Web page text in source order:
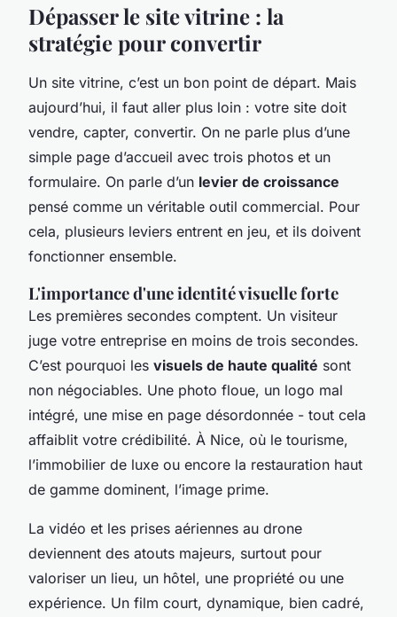
Dépasser le site vitrine : la
stratégie pour convertir
Un site vitrine, c’est un bon point de départ. Mais
aujourd’hui, il faut aller plus loin : votre site doit
vendre, capter, convertir. On ne parle plus d’une
simple page d’accueil avec trois photos et un
formulaire. On parle d’un levier de croissance
pensé comme un véritable outil commercial. Pour
cela, plusieurs leviers entrent en jeu, et ils doivent
fonctionner ensemble.
L'importance d'une identité visuelle forte
Les premières secondes comptent. Un visiteur
juge votre entreprise en moins de trois secondes.
C’est pourquoi les visuels de haute qualité sont
non négociables. Une photo floue, un logo mal
intégré, une mise en page désordonnée - tout cela
affaiblit votre crédibilité. À Nice, où le tourisme,
l’immobilier de luxe ou encore la restauration haut
de gamme dominent, l’image prime.
La vidéo et les prises aériennes au drone
deviennent des atouts majeurs, surtout pour
valoriser un lieu, un hôtel, une propriété ou une
expérience. Un film court, dynamique, bien cadré,